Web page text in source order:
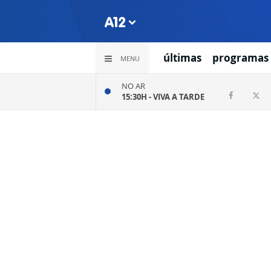
MENU últimas programas
NO AR
15:30H -VIVA A TARDE